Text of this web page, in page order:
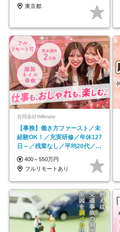
東京都
合同会社Willmate
【事務】働き方ファースト／未
経験OK！／充実研修／年休127
日～／残業なし／平均20代／リ
モートOK
400～550万円
フルリモートあり